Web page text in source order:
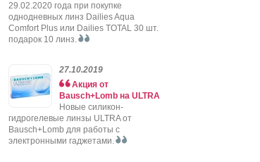
29.02.2020 года при покупке
однодневных линз Dailies Aqua
Comfort Plus или Dailies TOTAL 30 шт.
подарок 10 линз.
27.10.2019
Акция от
Bausch+Lomb на ULTRA
Новые силикон-
гидрогелевые линзы ULTRA от
Bausch+Lomb для работы с
электронными гаджетами.